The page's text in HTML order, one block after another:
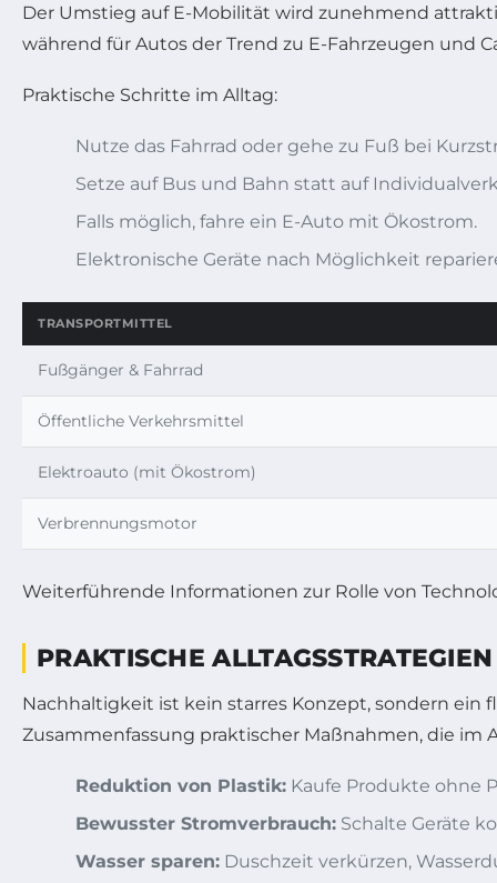
Der Umstieg auf E-Mobilität wird zunehmend
während für Autos der Trend zu E-Fahrzeugen und
Praktische Schritte im Alltag:
Nutze das Fahrrad oder gehe zu Fuß bei
Setze auf Bus und Bahn statt auf
Falls möglich, fahre ein E-Auto mit Ökostrom.
Elektronische Geräte nach Möglichkeit
TRANSPORTMITTEL
Fußgänger & Fahrrad
Öffentliche Verkehrsmittel
Elektroauto (mit Ökostrom)
Verbrennungsmotor
Weiterführende Informationen zur Rolle von
PRAKTISCHE
Nachhaltigkeit ist kein starres Konzept, sondern ein
Zusammenfassung praktischer Maßnahmen, die im
Reduktion von Plastik: Kaufe Produkte ohne
Bewusster Stromverbrauch: Schalte Geräte
Wasser sparen: Duschzeit verkürzen,